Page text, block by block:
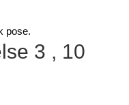
3 , 10